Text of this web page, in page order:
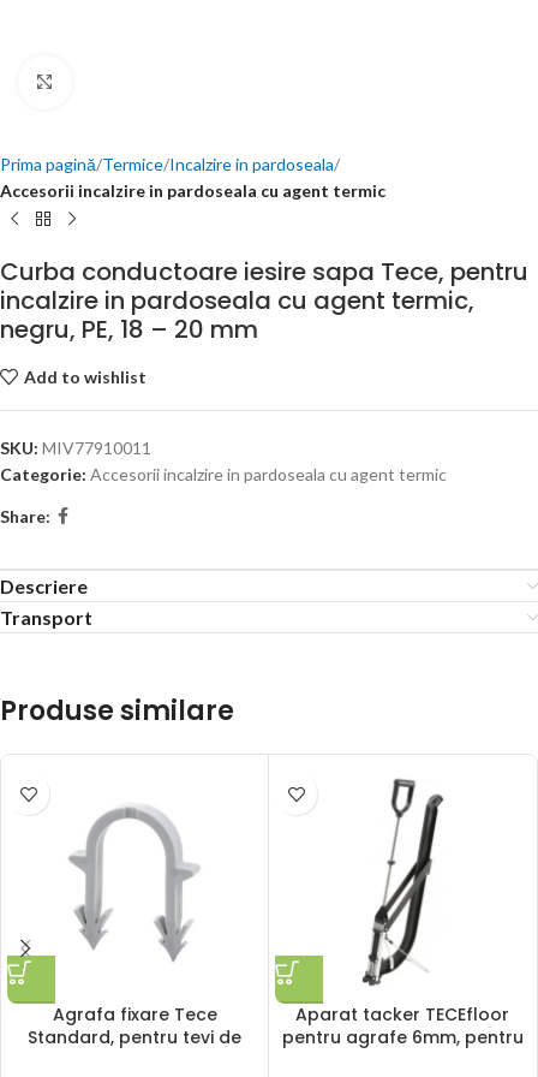
Prima pagină Termice Incalzire in pardoseala
Accesorii incalzire in pardoseala cu agent termic
Curba conductoare iesire sapa Tece, pentru
incalzire in pardoseala cu agent termic,
negru, PE, 18 – 20 mm
Add to wishlist
SKU: MIV77910011
Categorie: Accesorii incalzire in pardoseala cu agent termic
Share:
Descriere
Transport
Produse similare
Agrafa fixare Tece
Standard, pentru tevi de
Aparat tacker TECEfloor
pentru agrafe 6mm, pentru